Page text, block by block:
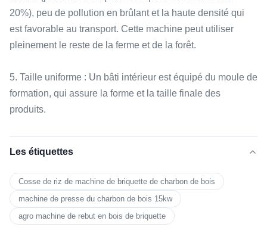
20%), peu de pollution en brûlant et la haute densité qui
est favorable au transport. Cette machine peut utiliser
pleinement le reste de la ferme et de la forêt.
5. Taille uniforme : Un bâti intérieur est équipé du moule de
formation, qui assure la forme et la taille finale des
produits.
Les étiquettes
Cosse de riz de machine de briquette de charbon de bois
machine de presse du charbon de bois 15kw
agro machine de rebut en bois de briquette